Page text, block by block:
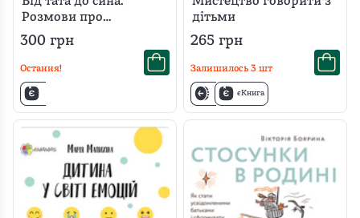
Розмови про
ризиковану справу
виховання
300 грн
Остання!
дітьми
265 грн
Залишилось 3 шт
єКнига